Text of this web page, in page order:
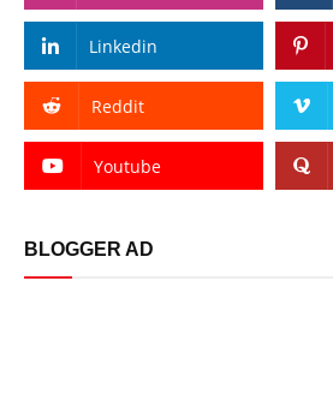
Linkedin
Reddit
Youtube
BLOGGER AD